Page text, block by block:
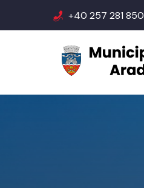
+40 257 281 850